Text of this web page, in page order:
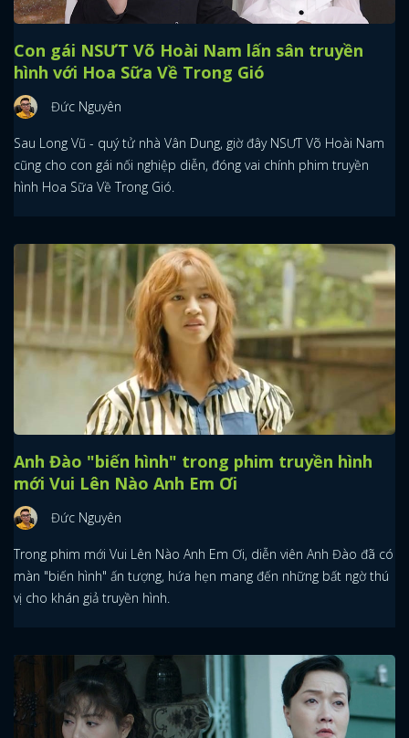
Con gái NSƯT Võ Hoài Nam lấn sân truyền
hình với Hoa Sữa Về Trong Gió
Đức Nguyên
Sau Long Vũ - quý tử nhà Vân Dung, giờ đây NSƯT Võ Hoài Nam
cũng cho con gái nối nghiệp diễn, đóng vai chính phim truyền
hình Hoa Sữa Về Trong Gió.
Anh Đào "biến hình" trong phim truyền hình
mới Vui Lên Nào Anh Em Ơi
Đức Nguyên
Trong phim mới Vui Lên Nào Anh Em Ơi, diễn viên Anh Đào đã có
màn "biến hình" ấn tượng, hứa hẹn mang đến những bất ngờ thú
vị cho khán giả truyền hình.